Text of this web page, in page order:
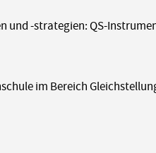
-strategien: QS-
im Bereich